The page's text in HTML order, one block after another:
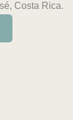
Costa Rica.